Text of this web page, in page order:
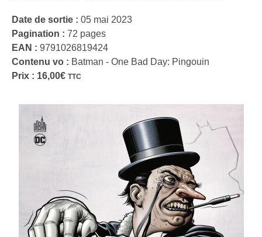
Date de sortie : 05 mai 2023
Pagination : 72 pages
EAN : 9791026819424
Contenu vo : Batman - One Bad Day: Pingouin
Prix : 16,00€ TTC